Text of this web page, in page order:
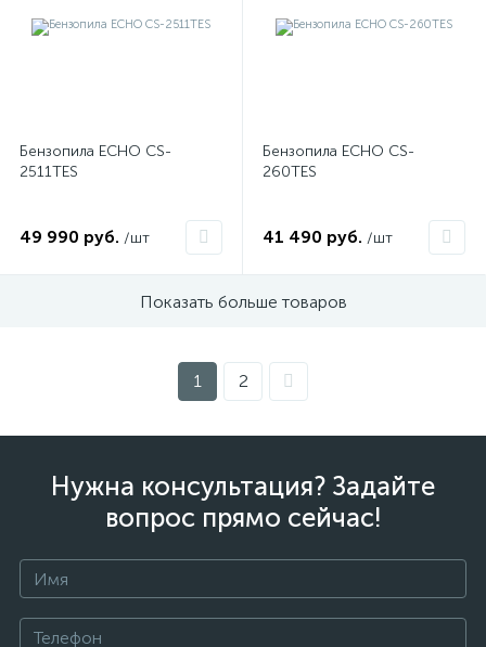
Бензопила ECHO CS-
2511TES
49 990 руб. /шт
Бензопила ECHO CS-
260TES
41 490 руб. /шт
Показать больше товаров
1 2
Нужна консультация? Задайте
вопрос прямо сейчас!